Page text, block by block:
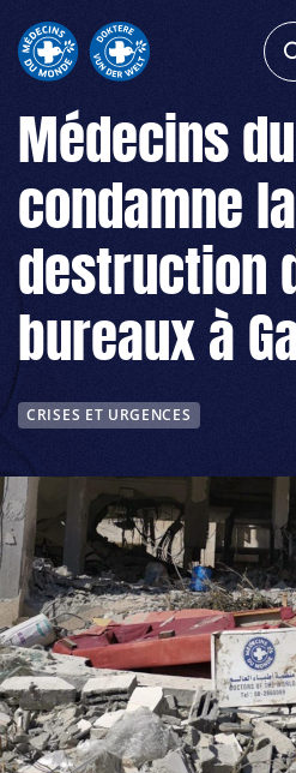
Médecins
condamne la
destruction
bureaux à
CRISES ET URGENCES